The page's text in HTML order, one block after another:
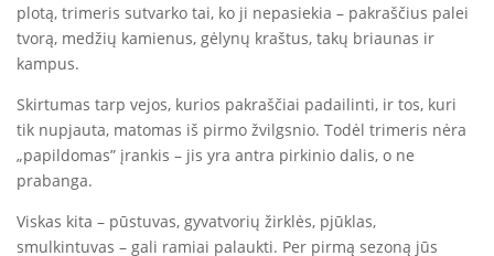
plotą, trimeris sutvarko tai, ko ji nepasiekia – pakraščius palei
tvorą, medžių kamienus, gėlynų kraštus, takų briaunas ir
kampus.
Skirtumas tarp vejos, kurios pakraščiai padailinti, ir tos, kuri
tik nupjauta, matomas iš pirmo žvilgsnio. Todėl trimeris nėra
„papildomas” įrankis – jis yra antra pirkinio dalis, o ne
prabanga.
Viskas kita – pūstuvas, gyvatvorių žirklės, pjūklas,
smulkintuvas – gali ramiai palaukti. Per pirmą sezoną jūs